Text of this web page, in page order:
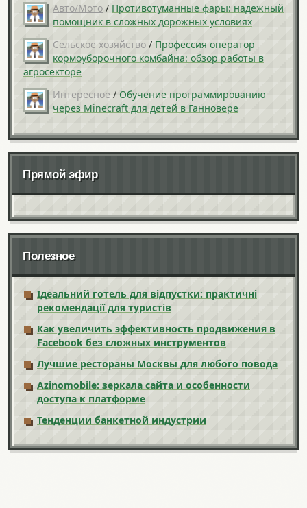
Авто/Мото / Противотуманные фары: надежный
помощник в сложных дорожных условиях
Сельское хозяйство / Профессия оператор
кормоуборочного комбайна: обзор работы в
агросекторе
Интересное / Обучение программированию
через Minecraft для детей в Ганновере
Прямой эфир
Полезное
Ідеальний готель для відпустки: практичні
рекомендації для туристів
Как увеличить эффективность продвижения в
Facebook без сложных инструментов
Лучшие рестораны Москвы для любого повода
Azinomobile: зеркала сайта и особенности
доступа к платформе
Тенденции банкетной индустрии